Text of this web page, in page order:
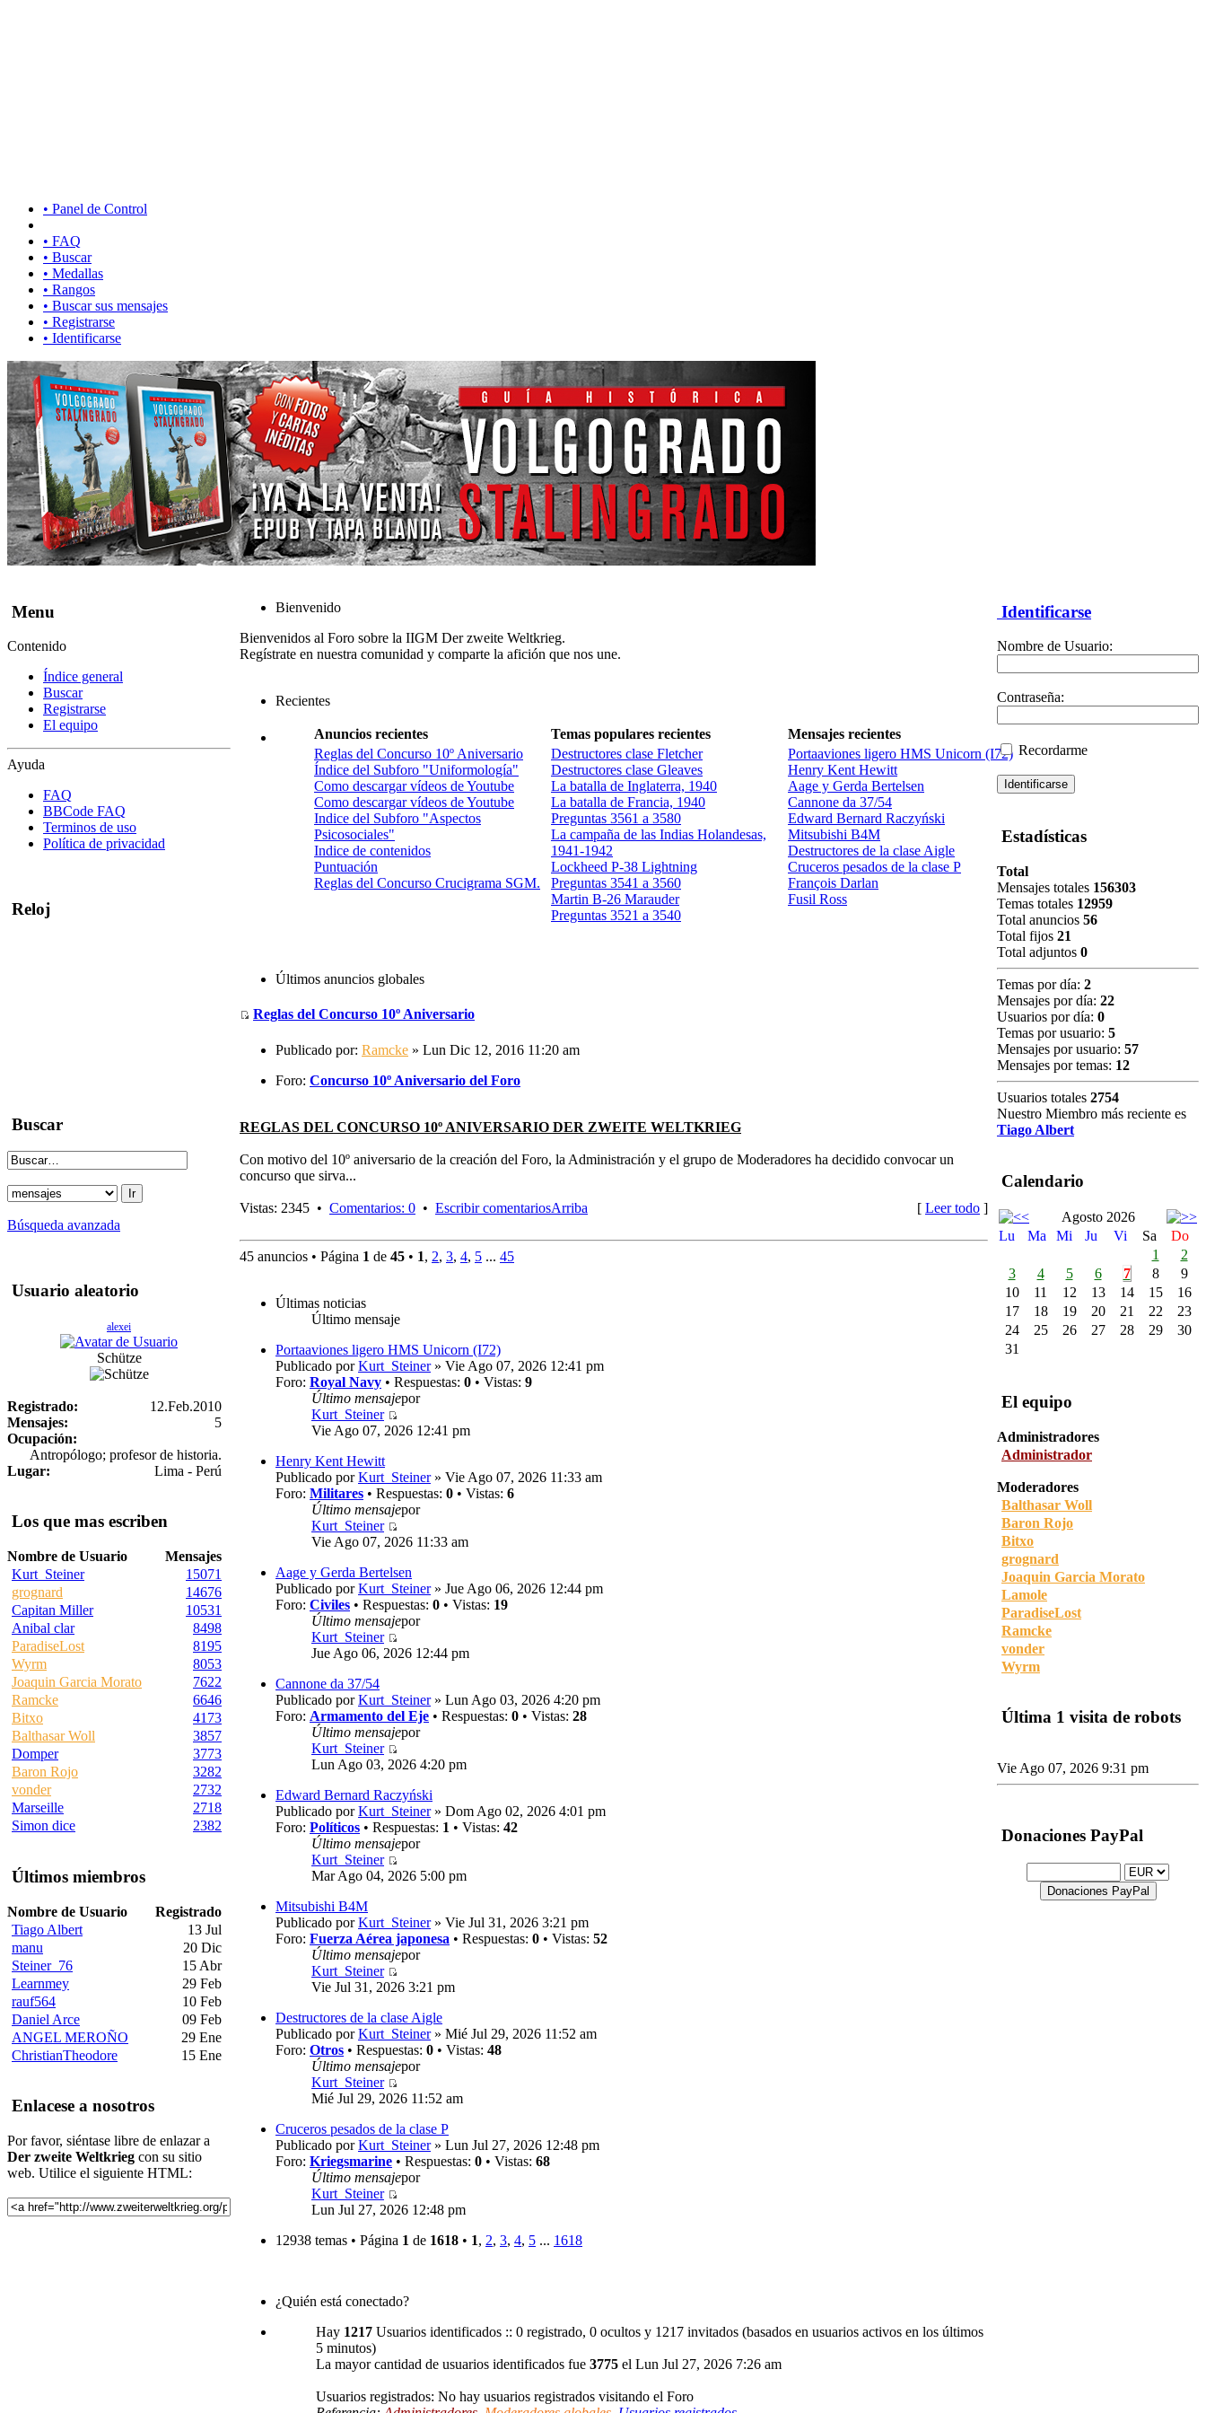
• Panel de Control
• FAQ
• Buscar
• Medallas
• Rangos
• Buscar sus mensajes
• Registrarse
• Identificarse
Menu
Contenido
Índice general
Buscar
Registrarse
El equipo
Ayuda
FAQ
BBCode FAQ
Terminos de uso
Política de privacidad
Reloj
Buscar
Búsqueda avanzada
Usuario aleatorio
alexei
Schütze
Registrado:
12.Feb.2010
Mensajes:
5
Ocupación:
Antropólogo; profesor de historia.
Lugar:
Lima - Perú
Los que mas escriben
Nombre de Usuario
Mensajes
Kurt_Steiner
15071
grognard
14676
Capitan Miller
10531
Anibal clar
8498
ParadiseLost
8195
Wyrm
8053
Joaquin Garcia Morato
7622
Ramcke
6646
Bitxo
4173
Balthasar Woll
3857
Domper
3773
Baron Rojo
3282
vonder
2732
Marseille
2718
Simon dice
2382
Últimos miembros
Nombre de Usuario
Registrado
Tiago Albert
13 Jul
manu
20 Dic
Steiner_76
15 Abr
Learnmey
29 Feb
rauf564
10 Feb
Daniel Arce
09 Feb
ANGEL MEROÑO
29 Ene
ChristianTheodore
15 Ene
Enlacese a nosotros
Por favor, siéntase libre de enlazar a
Der zweite Weltkrieg con su sitio
web. Utilice el siguiente HTML:
Bienvenido
Bienvenidos al Foro sobre la IIGM Der zweite Weltkrieg.
Regístrate en nuestra comunidad y comparte la afición que nos une.
Recientes
Anuncios recientes Temas populares recientes
Mensajes recientes
Reglas del Concurso 10º Aniversario
Índice del Subforo "Uniformología"
Como descargar vídeos de Youtube
Como descargar vídeos de Youtube
Indice del Subforo "Aspectos
Psicosociales"
Indice de contenidos
Puntuación
Reglas del Concurso Crucigrama SGM.
Destructores clase Fletcher
Destructores clase Gleaves
La batalla de Inglaterra, 1940
La batalla de Francia, 1940
Preguntas 3561 a 3580
La campaña de las Indias Holandesas,
1941-1942
Lockheed P-38 Lightning
Preguntas 3541 a 3560
Martin B-26 Marauder
Preguntas 3521 a 3540
Portaaviones ligero HMS Unicorn (I72)
Henry Kent Hewitt
Aage y Gerda Bertelsen
Cannone da 37/54
Edward Bernard Raczyński
Mitsubishi B4M
Destructores de la clase Aigle
Cruceros pesados de la clase P
François Darlan
Fusil Ross
Últimos anuncios globales
Reglas del Concurso 10º Aniversario
Publicado por: Ramcke » Lun Dic 12, 2016 11:20 am
Foro: Concurso 10º Aniversario del Foro
REGLAS DEL CONCURSO 10º ANIVERSARIO DER ZWEITE WELTKRIEG
Con motivo del 10º aniversario de la creación del Foro, la Administración y el grupo de Moderadores ha decidido convocar un
concurso que sirva...
Vistas: 2345 • Comentarios: 0 • Escribir comentarios [ Leer todo ]
Arriba
45 anuncios • Página 1 de 45 • 1, 2, 3, 4, 5 ... 45
Últimas noticias
Último mensaje
Portaaviones ligero HMS Unicorn (I72)
Publicado porKurt_Steiner» Vie Ago 07, 2026 12:41 pm
Foro: Royal Navy • Respuestas: 0 • Vistas: 9
Último mensajepor
Kurt_Steiner
Vie Ago 07, 2026 12:41 pm
Henry Kent Hewitt
Publicado porKurt_Steiner» Vie Ago 07, 2026 11:33 am
Foro: Militares • Respuestas: 0 • Vistas: 6
Último mensajepor
Kurt_Steiner
Vie Ago 07, 2026 11:33 am
Aage y Gerda Bertelsen
Publicado porKurt_Steiner» Jue Ago 06, 2026 12:44 pm
Foro: Civiles • Respuestas: 0 • Vistas: 19
Último mensajepor
Kurt_Steiner
Jue Ago 06, 2026 12:44 pm
Cannone da 37/54
Publicado porKurt_Steiner» Lun Ago 03, 2026 4:20 pm
Foro: Armamento del Eje • Respuestas: 0 • Vistas: 28
Último mensajepor
Kurt_Steiner
Lun Ago 03, 2026 4:20 pm
Edward Bernard Raczyński
Publicado porKurt_Steiner» Dom Ago 02, 2026 4:01 pm
Foro: Políticos • Respuestas: 1 • Vistas: 42
Último mensajepor
Kurt_Steiner
Mar Ago 04, 2026 5:00 pm
Mitsubishi B4M
Publicado porKurt_Steiner» Vie Jul 31, 2026 3:21 pm
Foro: Fuerza Aérea japonesa • Respuestas: 0 • Vistas: 52
Último mensajepor
Kurt_Steiner
Vie Jul 31, 2026 3:21 pm
Destructores de la clase Aigle
Publicado porKurt_Steiner» Mié Jul 29, 2026 11:52 am
Foro: Otros • Respuestas: 0 • Vistas: 48
Último mensajepor
Kurt_Steiner
Mié Jul 29, 2026 11:52 am
Cruceros pesados de la clase P
Publicado porKurt_Steiner» Lun Jul 27, 2026 12:48 pm
Foro: Kriegsmarine • Respuestas: 0 • Vistas: 68
Último mensajepor
Kurt_Steiner
Lun Jul 27, 2026 12:48 pm
12938 temas • Página 1 de 1618 • 1, 2, 3, 4, 5 ... 1618
¿Quién está conectado?
Hay 1217 Usuarios identificados :: 0 registrado, 0 ocultos y 1217 invitados (basados en usuarios activos en los últimos
5 minutos)
La mayor cantidad de usuarios identificados fue 3775 el Lun Jul 27, 2026 7:26 am
Usuarios registrados: No hay usuarios registrados visitando el Foro
Identificarse
Nombre de Usuario:
Contraseña:
Recordarme
Estadísticas
Total
Mensajes totales 156303
Temas totales 12959
Total anuncios 56
Total fijos 21
Total adjuntos 0
Temas por día: 2
Mensajes por día: 22
Usuarios por día: 0
Temas por usuario: 5
Mensajes por usuario: 57
Mensajes por temas: 12
Usuarios totales 2754
Nuestro Miembro más reciente es
Tiago Albert
Calendario
Agosto 2026
Lu
Ma Mi Ju Vi Sa
Do
1
2
3
4 5 6 7 8
9
10
11 12 13 14 15
16
17
18 19 20 21 22
23
24
25 26 27 28 29
30
31
El equipo
Administradores
Administrador
Moderadores
Balthasar Woll
Baron Rojo
Bitxo
grognard
Joaquin Garcia Morato
Lamole
ParadiseLost
Ramcke
vonder
Wyrm
Última 1 visita de robots
Vie Ago 07, 2026 9:31 pm
Donaciones PayPal